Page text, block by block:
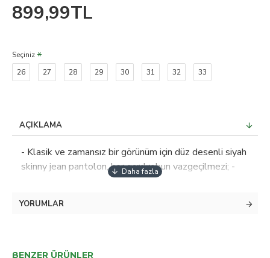
899,99TL
Seçiniz
26
27 28 29 30 31 32 33
AÇIKLAMA
- Klasik ve zamansız bir görünüm için düz desenli siyah
skinny jean pantolon, her gardırobun vazgeçilmezi; -
Yüksek bel tasarımı sayesinde vücut hatlarını zarifçe
hem rahatlık hem de şıklığı bir arada sunar; günlük
%97 pamuk ve %3 elastan karışımından oluşan
YORUMLAR
BENZER ÜRÜNLER